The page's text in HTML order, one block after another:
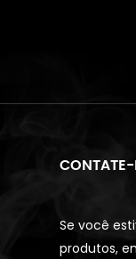
Se você
produtos,